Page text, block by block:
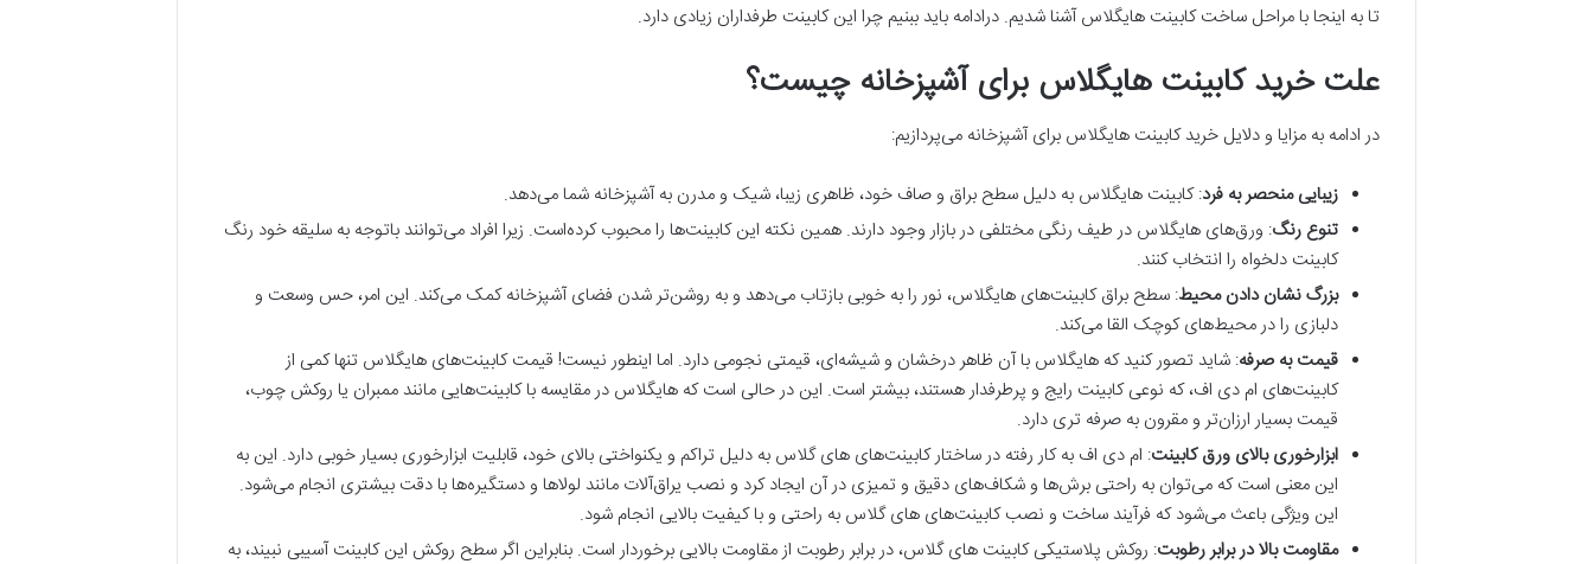
تا به اینجا با مراحل ساخت کابینت هایگلاس آشنا شدیم. درادامه باید ببنیم چرا این کابینت طرفداران زیادی دارد.
علت خرید کابینت هایگلاس برای آشپزخانه چیست؟
در ادامه به مزایا و دلایل خرید کابینت هایگلاس برای آشپزخانه می‌پردازیم:
زیبایی منحصر به فرد: کابینت هایگلاس به دلیل سطح براق و صاف خود، ظاهری زیبا، شیک و مدرن به آشپزخانه شما می‌دهد.
تنوع رنگ: ورق‌های هایگلاس در طیف رنگی مختلفی در بازار وجود دارند. همین نکته این کابینت‌ها را محبوب کرده‌است. زیرا افراد می‌توانند باتوجه به سلیقه خود رنگ
کابینت دلخواه را انتخاب کنند.
بزرگ نشان دادن محیط: سطح براق کابینت‌های هایگلاس، نور را به خوبی بازتاب می‌دهد و به روشن‌تر شدن فضای آشپزخانه کمک می‌کند. این امر، حس وسعت و
دلبازی را در محیط‌های کوچک القا می‌کند.
قیمت به صرفه: شاید تصور کنید که هایگلاس با آن ظاهر درخشان و شیشه‌ای، قیمتی نجومی دارد. اما اینطور نیست! قیمت کابینت‌های هایگلاس تنها کمی از
کابینت‌های ام دی اف، که نوعی کابینت رایج و پرطرفدار هستند، بیشتر است. این در حالی است که هایگلاس در مقایسه با کابینت‌هایی مانند ممبران یا روکش چوب،
قیمت بسیار ارزان‌تر و مقرون به صرفه تری دارد.
ابزارخوری بالای ورق کابینت: ام دی اف به کار رفته در ساختار کابینت‌های های گلاس به دلیل تراکم و یکنواختی بالای خود، قابلیت ابزارخوری بسیار خوبی دارد. این به
این معنی است که می‌توان به راحتی برش‌ها و شکاف‌های دقیق و تمیزی در آن ایجاد کرد و نصب یراق‌آلات مانند لولاها و دستگیره‌ها با دقت بیشتری انجام می‌شود.
این ویژگی باعث می‌شود که فرآیند ساخت و نصب کابینت‌های های گلاس به راحتی و با کیفیت بالایی انجام شود.
مقاومت بالا در برابر رطوبت: روکش پلاستیکی کابینت های گلاس، در برابر رطوبت از مقاومت بالایی برخوردار است. بنابراین اگر سطح روکش این کابینت آسیبی نبیند، به